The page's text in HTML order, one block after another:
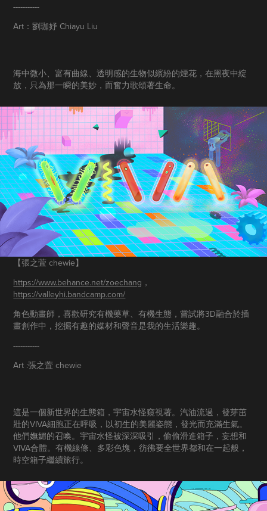
-----------
Art：劉珈妤 Chiayu Liu
海中微小、富有曲線、透明感的生物似繽紛的煙花，在黑夜中綻
放，只為那一瞬的美妙，而奮力歌頌著生命。
【張之萓 ​​​​​​​chewie】
https://www.behance.net/zoechang ，
https://valleyhi.bandcamp.com/
角色動畫師，喜歡研究有機藥草、有機生態，嘗試將3D融合於插
畫創作中，挖掘有趣的媒材和聲音是我的生活樂趣。
-----------
Art :張之萓 ​​​​​​​chewie
這是一個新世界的生態箱，宇宙水怪窺視著。汽油流過，發芽茁
壯的VIVA細胞正在呼吸，以初生的美麗姿態，發光而充滿生氣。
他們嫵媚的召喚。宇宙水怪被深深吸引，偷偷滑進箱子，妄想和
VIVA合體。有機線條、多彩色塊，彷彿要全世界都和在一起般，
時空箱子繼續旅行。